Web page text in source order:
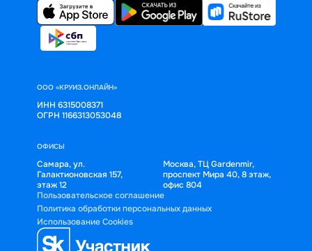
ООО «КРУИЗ.ОНЛАЙН»
ИНН 6315008371
ОГРН 1166313053048
ОФИСЫ
Самара, ул.
Галактионовская 157,
этаж 12
Москва, ТЦ Gardenmir,
проспект Мира 40, 8 этаж,
офис 804
Пользовательское соглашение
Политика обработки персональных данных
Использование Cookies